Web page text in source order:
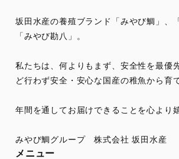
坂田水産の養殖ブランド「みやび鯛」、
「みやび勘八」。
私たちは、何よりもまず、安全性を最優
ど行わず安全・安心な国産の稚魚から育
年間を通してお届けできることを心より
メニュー